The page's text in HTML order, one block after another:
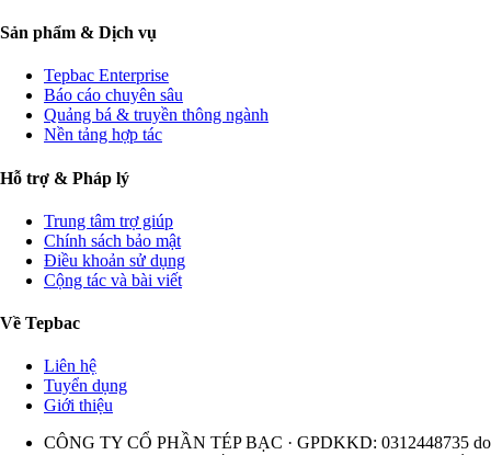
Sản phẩm & Dịch vụ
Tepbac Enterprise
Báo cáo chuyên sâu
Quảng bá & truyền thông ngành
Nền tảng hợp tác
Hỗ trợ & Pháp lý
Trung tâm trợ giúp
Chính sách bảo mật
Điều khoản sử dụng
Cộng tác và bài viết
Về Tepbac
Liên hệ
Tuyển dụng
Giới thiệu
CÔNG TY CỔ PHẦN TÉP BẠC · GPDKKD: 0312448735 do